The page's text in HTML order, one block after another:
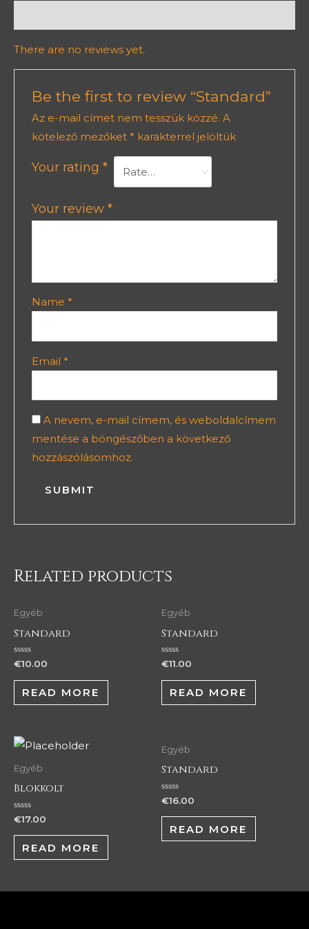
There are no reviews yet.
Be the first to review “Standard”
Az e-mail címet nem tesszük közzé. A
kötelező mezőket * karakterrel jelöltük
Your rating*
Your review*
Name *
Email *
A nevem, e-mail címem, és weboldalcímem
mentése a böngészőben a következő
hozzászólásomhoz.
Related products
Egyéb
Standard
Rated
out
€10.00
READ MORE
Egyéb
Standard
Rated
out
€11.00
READ MORE
Egyéb
Blokkolt
Rated
0
out
€17.00
READ MORE
Egyéb
Standard
Rated
0
out
€16.00
READ MORE